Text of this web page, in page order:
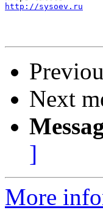
http://sysoev.ru
Next
]
More